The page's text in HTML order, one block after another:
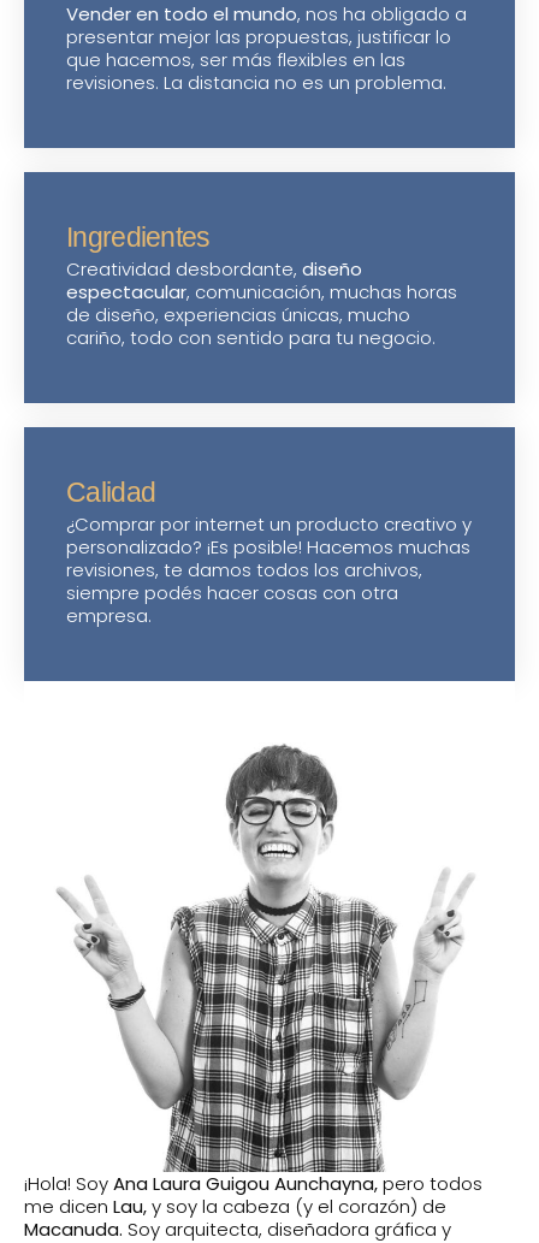
Vender en todo el mundo, nos ha obligado a
presentar mejor las propuestas, justificar lo
que hacemos, ser más flexibles en las
revisiones. La distancia no es un problema.
Ingredientes
Creatividad desbordante, diseño
espectacular, comunicación, muchas horas
de diseño, experiencias únicas, mucho
cariño, todo con sentido para tu negocio.
Calidad
¿Comprar por internet un producto creativo y
personalizado? ¡Es posible! Hacemos muchas
revisiones, te damos todos los archivos,
siempre podés hacer cosas con otra
empresa.
¡Hola! SoyAna Laura Guigou Aunchayna,pero todos
me dicen Lau,y soy la cabeza (y el corazón) de
Macanuda. Soy arquitecta, diseñadora gráfica y